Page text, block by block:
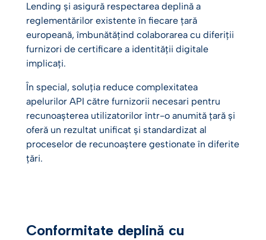
Lending și asigură respectarea deplină a
reglementărilor existente în fiecare țară
europeană, îmbunătățind colaborarea cu diferiții
furnizori de certificare a identității digitale
implicați.
În special, soluția reduce complexitatea
apelurilor API către furnizorii necesari pentru
recunoașterea utilizatorilor într-o anumită țară și
oferă un rezultat unificat și standardizat al
proceselor de recunoaștere gestionate în diferite
țări.
Conformitate deplină cu